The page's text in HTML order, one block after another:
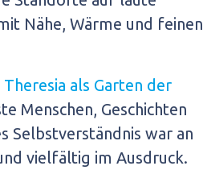
Nähe, Wärme und feinen
als Garten der
Menschen, Geschichten
Selbstverständnis war an
vielfältig im Ausdruck.